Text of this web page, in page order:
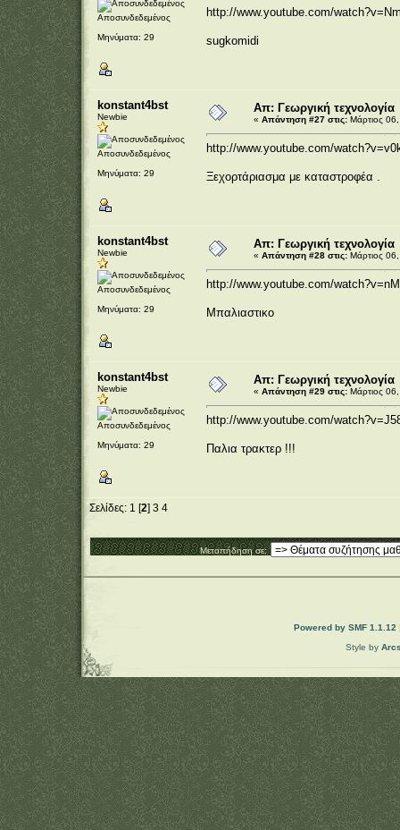
Αποσυνδεδεμένος
Μηνύματα: 29
http://www.youtube.com/
sugkomidi
konstant4bst
Newbie
Αποσυνδεδεμένος
Μηνύματα: 29
Απ: Γεωργική τεχνολογία
« Απάντηση #27 στις:Μάρτιος
http://www.youtube.com/
Ξεχορτάριασμα με καταστροφέα .
konstant4bst
Newbie
Αποσυνδεδεμένος
Μηνύματα: 29
Απ: Γεωργική τεχνολογία
« Απάντηση #28 στις:Μάρτιος
http://www.youtube.com/
Μπαλιαστικο
konstant4bst
Newbie
Αποσυνδεδεμένος
Μηνύματα: 29
Απ: Γεωργική τεχνολογία
« Απάντηση #29 στις:Μάρτιος
http://www.youtube.com/
Παλια τρακτερ !!!
Σελίδες: 1 [2] 3 4
Μεταπήδηση σε:
Powered by SMF 1.1.12
Style by